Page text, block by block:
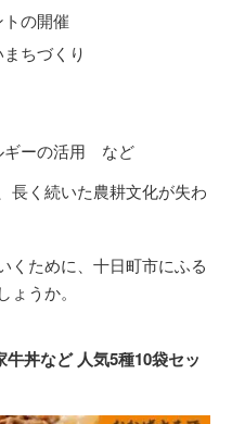
の開催
ちづくり
ギーの活用 など
長く続いた農耕文化が失わ
くために、十日町市にふる
うか。
丼など 人気5種10袋セッ